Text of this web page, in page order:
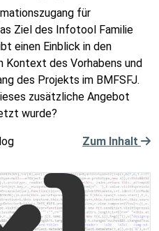
für
Ziel des Infotool Familie
einen Einblick in den
Kontext des Vorhabens und
des Projekts im BMFSFJ.
zusätzliche Angebot
wurde?
Zum Inhalt